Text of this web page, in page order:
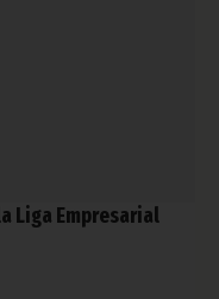
Liga Empresarial